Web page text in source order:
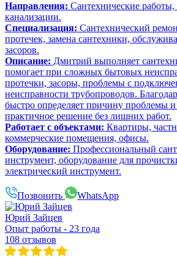
Направления: Сантехнические работы,
канализации.
Специализация: Сантехнический
протечек, замена сантехники,
засоров.
Описание: Дмитрий выполняет
помогает при сложных бытовых
протечки, засоры, проблемы с
неисправности трубопроводов.
быстро определяет причину проблемы и
практичное решение без лишних работ.
Работает с объектами: Квартиры,
коммерческие помещения, офисы.
Оборудование: Профессиональный
инструмент, оборудование для
электрический инструмент.
Позвонить WhatsApp
Юрий Зайцев
Опыт работы - 23 года
108 отзывов